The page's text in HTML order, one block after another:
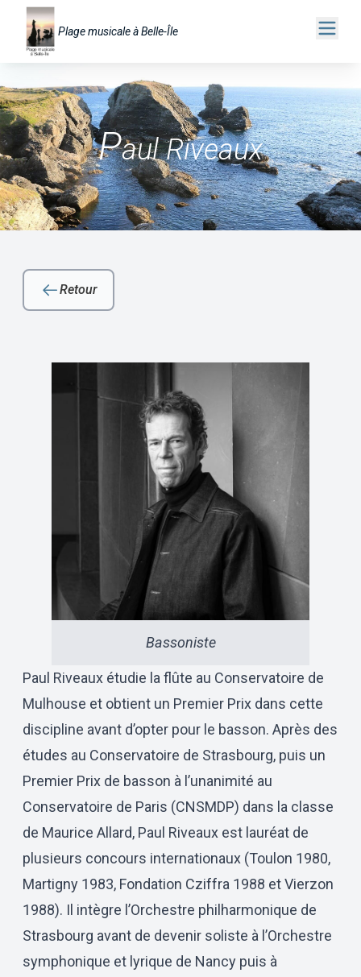
Plage musicale à Belle-Île
Paul Riveaux
Retour
Bassoniste
Paul Riveaux étudie la flûte au Conservatoire de
Mulhouse et obtient un Premier Prix dans cette
discipline avant d’opter pour le basson. Après des
études au Conservatoire de Strasbourg, puis un
Premier Prix de basson à l’unanimité au
Conservatoire de Paris (CNSMDP) dans la classe
de Maurice Allard, Paul Riveaux est lauréat de
plusieurs concours internationaux (Toulon 1980,
Martigny 1983, Fondation Cziffra 1988 et Vierzon
1988). Il intègre l’Orchestre philharmonique de
Strasbourg avant de devenir soliste à l’Orchestre
symphonique et lyrique de Nancy puis à